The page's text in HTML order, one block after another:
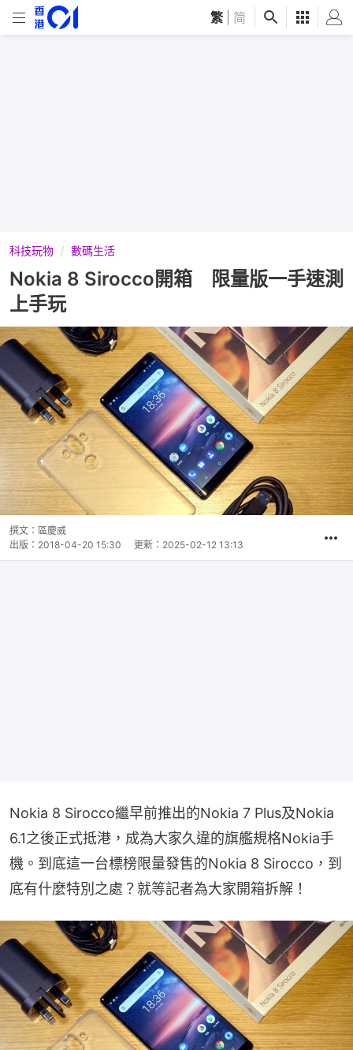
繁 简
科技玩物 數碼生活
Nokia 8 Sirocco開箱 限量版一手速測
上手玩
撰文： 區慶威
出版： 2018-04-20 15:30 更新： 2025-02-12 13:13
Nokia 8 Sirocco繼早前推出的Nokia 7 Plus及Nokia
6.1之後正式抵港，成為大家久違的旗艦規格Nokia手
機。到底這一台標榜限量發售的Nokia 8 Sirocco，到
底有什麼特別之處？就等記者為大家開箱拆解！